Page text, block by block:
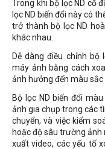
Trong khi bộ lọc ND cố
lọc ND biến đổi này có
trở thành bộ lọc ND
khác nhau.
Dễ dàng điều chỉnh
máy ảnh bằng cách
ảnh hưởng đến màu sắc
Bộ lọc ND biến đổi
ảnh gia chụp trong các
chuyển, và việc kiểm
hoặc độ sâu trường
xuất video, các yếu tố